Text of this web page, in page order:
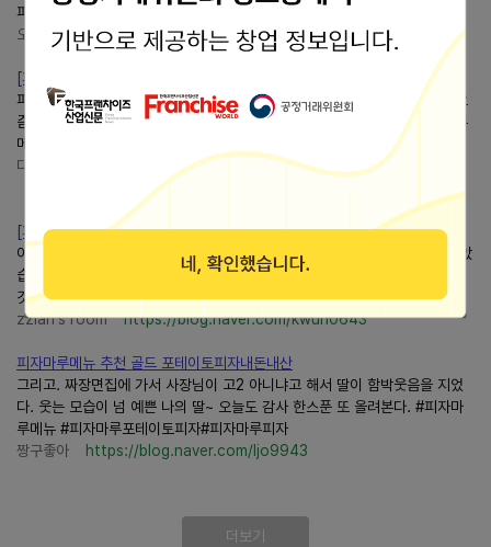
피자#안산피자#피자마루수요일 #피자1+1 #가성비맛집
오늘 : 하나
https://blog.naver.com/hany076
[피자마루투움바피자솔직 후기] 투움바 소스가 맛있어요
피자가 먹고 싶은 날 무슨피자를 먹을까 고민하다 예전에는 자주 먹었지만 요
즘은 잘 먹지 않았던피자마루피자가 생각나서 네이버로 검색해 보니피자마루
메뉴 추천피자에 투움바피자가 보여서 네이버로...
다둥이집 여행 먹거리 주류 일상생활 이야기
https://blog.naver.com/ksmcboy
[피자마루몬스터 레드콘피자후기] 옥수수 덕후라면 꼭 먹어봐야 ....
이번이 거의 처음으로피자마루에서피자를 주문해 본 건데 첫인상이 정말 좋았
습니다. 특히 몬스터 시리즈는 이름처럼 토핑이 푸짐한 것이 가장 큰 장점인
것 같아요.피자마루울산명촌점 몬스터 레드콘피자...
zzian's room
https://blog.naver.com/kwun0643
피자마루메뉴 추천 골드 포테이토피자내돈내산
그리고. 짜장면집에 가서 사장님이 고2 아니냐고 해서 딸이 함박웃음을 지었
다. 웃는 모습이 넘 예쁜 나의 딸~ 오늘도 감사 한스푼 또 올려본다. #피자마
루메뉴 #피자마루포테이토피자#피자마루피자
짱구좋아
https://blog.naver.com/ljo9943
더보기